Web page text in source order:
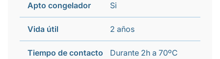
Apto congelador Si
Vida útil 2 años
Tiempo de contacto
Durante 2h a 70ºC